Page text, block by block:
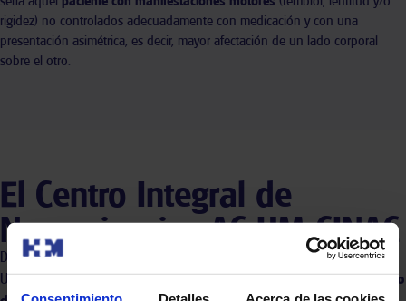
rigidez) no controlados adecuadamente con medicación y con una
presentación asimétrica, es decir, mayor afectación de un lado corporal
sobre el otro.
El Centro Integral de
Neurociencias AC HM CINAC
Dirigido por el Dr. José A. Obeso e integrado en el Hospital
Universitario HM Puerta del Sur, HM CINAC es uncentro pionero y uno